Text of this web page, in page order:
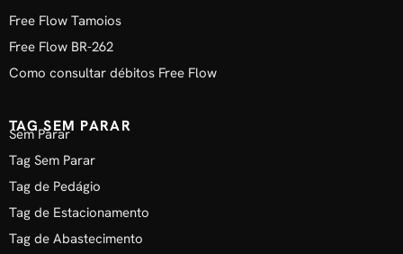
Free Flow Tamoios
Free Flow BR-262
Como consultar débitos Free Flow
TAG SEM PARAR
Sem Parar
Tag Sem Parar
Tag de Pedágio
Tag de Estacionamento
Tag de Abastecimento